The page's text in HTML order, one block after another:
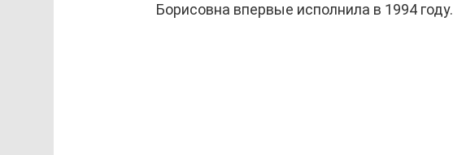
Борисовна впервые исполнила в 1994 году.